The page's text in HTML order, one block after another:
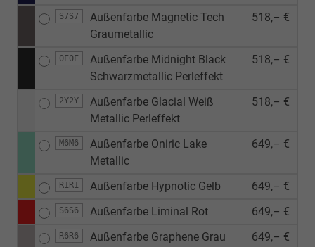
S7S7
Außenfarbe Magnetic Tech
Graumetallic
518,– €
0E0E
Außenfarbe Midnight Black
Schwarzmetallic Perleffekt
518,– €
2Y2Y
Außenfarbe Glacial Weiß
Metallic Perleffekt
518,– €
M6M6
Außenfarbe Oniric Lake
Metallic
649,– €
R1R1 Außenfarbe Hypnotic Gelb 649,– €
S6S6 Außenfarbe Liminal Rot 649,– €
R6R6 Außenfarbe Graphene Grau 649,– €